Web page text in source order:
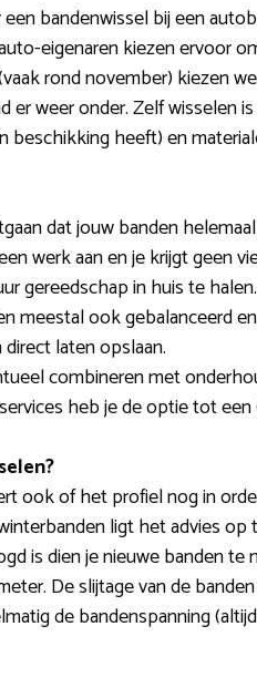
bandenwissel bij een
eigenaren kiezen ervoor
rond november) kiezen
er weer onder. Zelf wisselen
beschikking heeft) en
dat jouw banden
werk aan en je krijgt geen
gereedschap in huis te halen.
meestal ook gebalanceerd
direct laten opslaan.
combineren met
heb je de optie tot
ook of het profiel nog in
ligt het advies
is dien je nieuwe banden
De slijtage van de
de bandenspanning